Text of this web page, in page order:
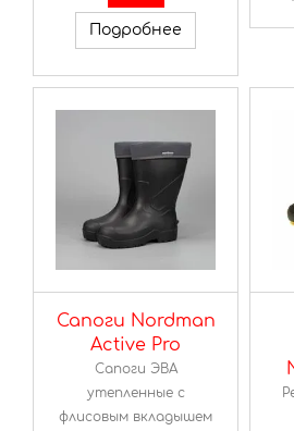
Подробнее
Сапоги Nordman
Active Pro
Сапоги ЭВА
утепленные с
флисовым вкладышем